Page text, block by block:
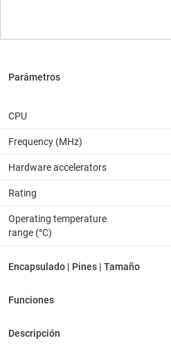
CPU
Frequency (MHz)
Hardware accelerators
Rating
Operating temperature
range (°C)